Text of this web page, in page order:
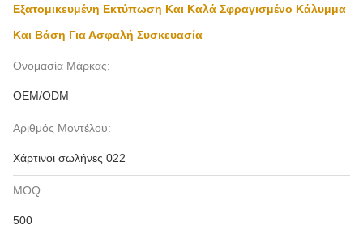
Εξατομικευμένη Εκτύπωση Και Καλά Σφραγισμένο Κάλυμμα
Και Βάση Για Ασφαλή Συσκευασία
Ονομασία Μάρκας:
OEM/ODM
Αριθμός Μοντέλου:
Χάρτινοι σωλήνες 022
MOQ:
500